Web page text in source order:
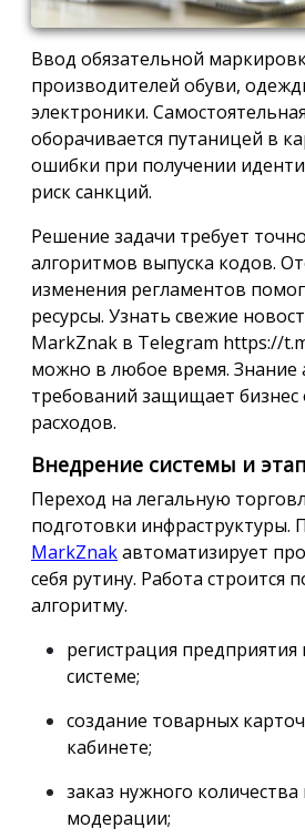
Ввод обязательной
производителей обуви,
электроники.
оборачивается путаницей в
ошибки при получении
риск санкций.
Решение задачи требует
алгоритмов выпуска кодов.
изменения регламентов
ресурсы. Узнать свежие
MarkZnak в Telegram https://
можно в любое время. Знание
требований защищает
расходов.
Внедрение системы и
Переход на легальную
подготовки инфраструктуры.
MarkZnakавтоматизирует
себя рутину. Работа строится
алгоритму.
регистрация предприятия
системе;
создание товарных
кабинете;
заказ нужного
модерации;